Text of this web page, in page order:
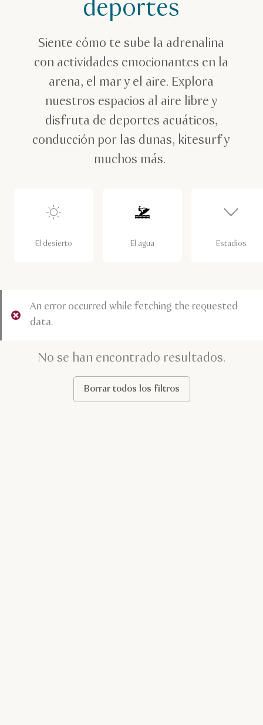
deportes
Siente cómo te sube la adrenalina
con actividades emocionantes en la
arena, el mar y el aire. Explora
nuestros espacios al aire libre y
disfruta de deportes acuáticos,
conducción por las dunas, kitesurf y
muchos más.
El desierto El agua Estadios
An error occurred while fetching the requested
data.
No se han encontrado resultados.
Borrar todos los filtros